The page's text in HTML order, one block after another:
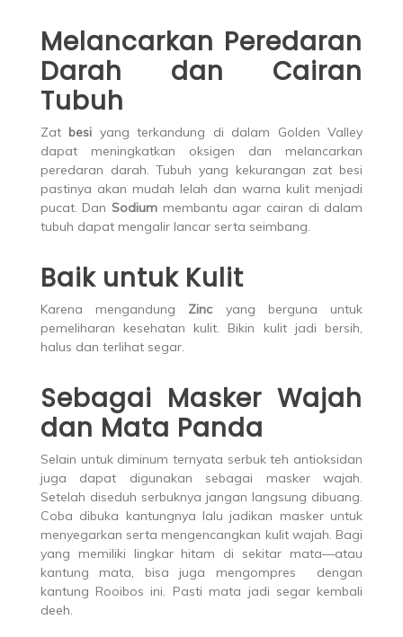
Melancarkan Peredaran
Darah dan Cairan
Tubuh
Zat besi yang terkandung di dalam Golden Valley
dapat meningkatkan oksigen dan melancarkan
peredaran darah. Tubuh yang kekurangan zat besi
pastinya akan mudah lelah dan warna kulit menjadi
pucat. DanSodium membantu agar cairan di dalam
tubuh dapat mengalir lancar serta seimbang.
Baik untuk Kulit
Karena mengandung Zinc yang berguna untuk
pemeliharan kesehatan kulit. Bikin kulit jadi bersih,
halus dan terlihat segar.
Sebagai Masker Wajah
dan Mata Panda
Selain untuk diminum ternyata serbuk teh antioksidan
juga dapat digunakan sebagai masker wajah.
Setelah diseduh serbuknya jangan langsung dibuang.
Coba dibuka kantungnya lalu jadikan masker untuk
menyegarkan serta mengencangkan kulit wajah. Bagi
yang memiliki lingkar hitam di sekitar mata—atau
kantung mata, bisa juga mengompres dengan
kantung Rooibos ini. Pasti mata jadi segar kembali
deeh.